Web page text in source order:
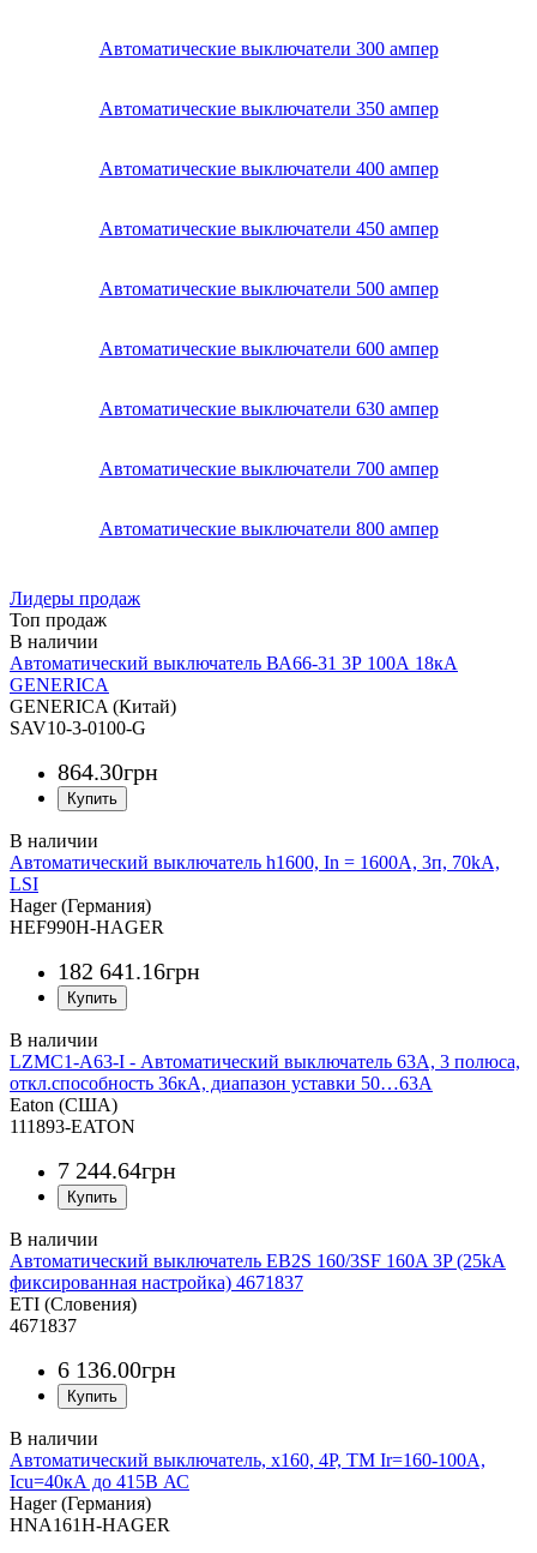
Автоматические выключатели 300 ампер
Автоматические выключатели 350 ампер
Автоматические выключатели 400 ампер
Автоматические выключатели 450 ампер
Автоматические выключатели 500 ампер
Автоматические выключатели 600 ампер
Автоматические выключатели 630 ампер
Автоматические выключатели 700 ампер
Автоматические выключатели 800 ампер
Лидеры продаж
Топ продаж
Автоматический выключатель ВА66-31 3Р 100А 18кА
GENERICA
GENERICA (Китай)
SAV10-3-0100-G
864.30грн
Автоматический выключатель h1600, In = 1600А, 3п, 70kA,
LSI
Hager (Германия)
HEF990H-HAGER
182 641.16грн
LZMC1-A63-I - Автоматический выключатель 63А, 3 полюса,
откл.способность 36кА, диапазон уставки 50…63А
Eaton (США)
111893-EATON
7 244.64грн
Автоматический выключатель EB2S 160/3SF 160A 3P (25kA
фиксированная настройка) 4671837
ETI (Словения)
4671837
6 136.00грн
Автоматический выключатель, x160, 4P, TM Ir=160-100A,
Icu=40кА до 415В АС
Hager (Германия)
HNA161H-HAGER